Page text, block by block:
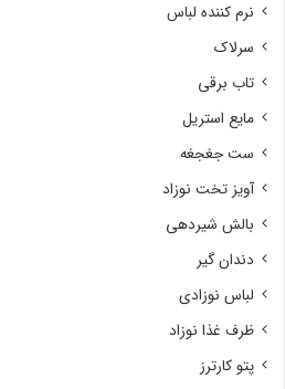
نرم کننده لباس
سرلاک
تاب برقی
مایع استریل
ست جغجغه
آویز تخت نوزاد
بالش شیردهی
دندان گیر
لباس نوزادی
ظرف غذا نوزاد
پتو کارترز